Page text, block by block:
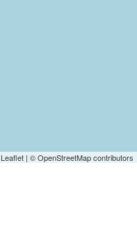
Leaflet | © OpenStreetMap contributors